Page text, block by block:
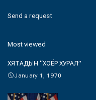
Send a request
Most viewed
ХЯТАДЫН “ХОЁР ХУРАЛ”
January 1, 1970